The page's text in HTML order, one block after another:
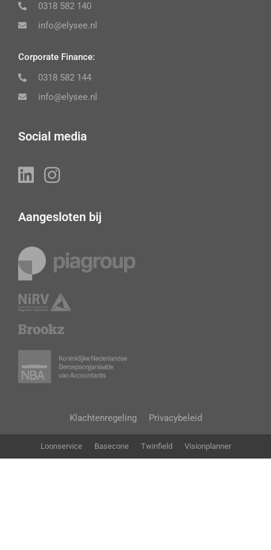
0318 582 140
info@elysee.nl
Corporate Finance:
0318 582 144
info@elysee.nl
Social media
Aangesloten bij
Klachtenregeling Privacybeleid
Loonservice Basecone Twinfield Visionplanner